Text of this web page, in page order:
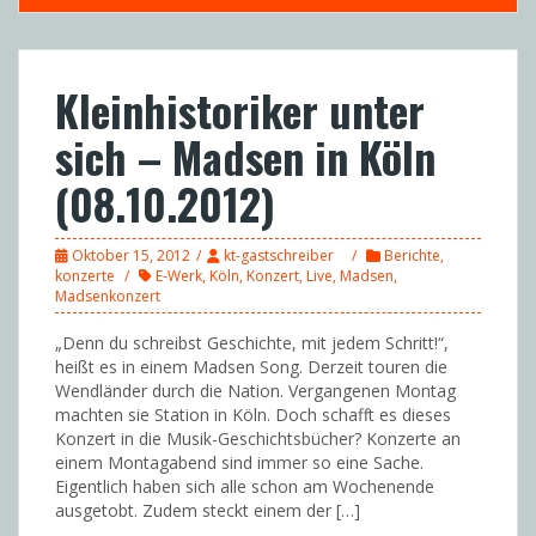
Kleinhistoriker unter
sich – Madsen in Köln
(08.10.2012)
Oktober 15, 2012 kt-gastschreiber Berichte,
konzerte
E-Werk,Köln,Konzert,Live,Madsen,
Madsenkonzert
„Denn du schreibst Geschichte, mit jedem Schritt!“,
heißt es in einem Madsen Song. Derzeit touren die
Wendländer durch die Nation. Vergangenen Montag
machten sie Station in Köln. Doch schafft es dieses
Konzert in die Musik-Geschichtsbücher? Konzerte an
einem Montagabend sind immer so eine Sache.
Eigentlich haben sich alle schon am Wochenende
ausgetobt. Zudem steckt einem der […]